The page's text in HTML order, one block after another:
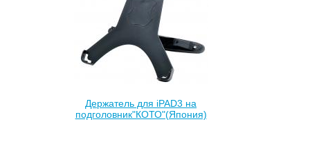
Держатель для iPAD3 на
подголовник"КОТО"(Япония)